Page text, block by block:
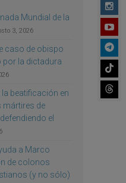
Mundial de la
3, 2026
caso de obispo
la dictadura
beatificación en
mártires de
el
a Marco
de colonos
(y no sólo)